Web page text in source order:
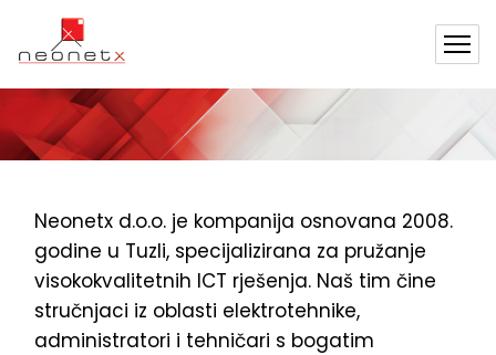
O nama
Neonetx d.o.o. je kompanija osnovana 2008.
godine u Tuzli, specijalizirana za pružanje
visokokvalitetnih ICT rješenja. Naš tim čine
stručnjaci iz oblasti elektrotehnike,
administratori i tehničari s bogatim